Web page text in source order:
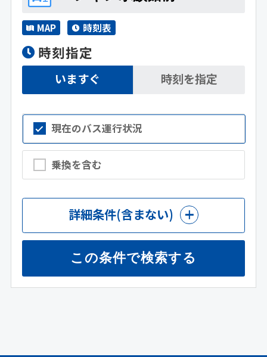
MAP 時刻表
時刻指定
いますぐ 時刻を指定
現在のバス運行状況
乗換を含む
詳細条件(含まない)
この条件で検索する